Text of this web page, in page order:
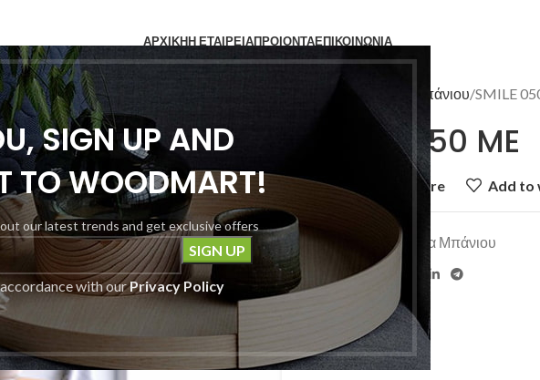
SIGN UP AND
TO WOODMART!
our latest trends and get exclusive offers
with ourPrivacy Policy
ΑΡΧΙΚΗΗ ΕΤΑΙΡΕΙΑΠΡΟΙΟΝΤΑΕΠΙΚΟΙΝΩΝΙΑ
Έπιπλα Μπάνιου SMILE
SMILE 050 ME
Add to compare Add to
Category:
Έπιπλα Μπάνιου
Share: